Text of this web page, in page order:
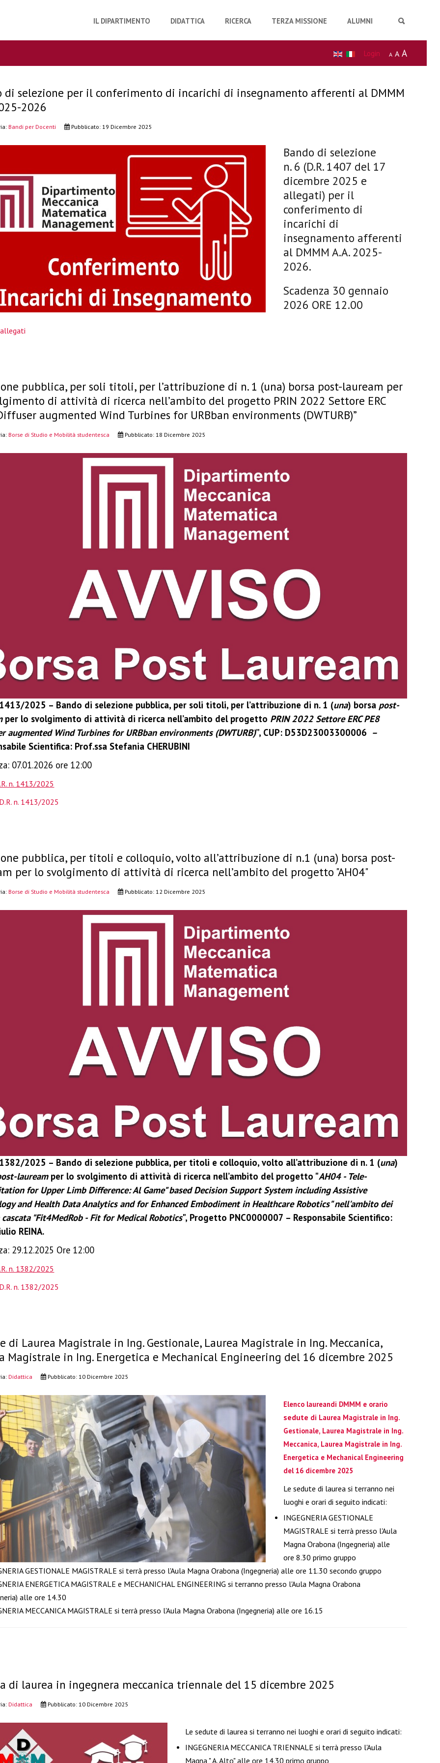
IL DIPARTIMENTO DIDATTICA RICERCA TERZA MISSIONE ALUMNI
A A A
Login
di selezione per il conferimento di incarichi di insegnamento afferenti al DMMM
2026
Bandi per Docenti Pubblicato: 19 Dicembre 2025
Bando di selezione
n. 6 (D.R. 1407 del 17
dicembre 2025 e
allegati) per il
conferimento di
incarichi di
insegnamento afferenti
al DMMM A.A. 2025-
2026.
Scadenza 30 gennaio
2026 ORE 12.00
pubblica, per soli titoli, per l’attribuzione di n. 1 (una) borsa post-lauream per
di attività di ricerca nell’ambito del progetto PRIN 2022 Settore ERC
augmented Wind Turbines for URBban environments (DWTURB)”
Borse di Studio e Mobilità studentesca Pubblicato: 18 Dicembre 2025
1413/2025 – Bando di selezione pubblica, per soli titoli, per l’attribuzione di n. 1 (una) borsa post-
per lo svolgimento di attività di ricerca nell’ambito del progetto PRIN 2022 Settore ERC PE8
augmented Wind Turbines for URBban environments (DWTURB)”, CUP: D53D23003300006 –
Scientifica: Prof.ssa Stefania CHERUBINI
07.01.2026 ore 12:00
n. 1413/2025
n. 1413/2025
pubblica, per titoli e colloquio, volto all’attribuzione di n.1 (una) borsa post-
per lo svolgimento di attività di ricerca nell’ambito del progetto "AH04"
Borse di Studio e Mobilità studentesca Pubblicato: 12 Dicembre 2025
1382/2025 – Bando di selezione pubblica, per titoli e colloquio, volto all’attribuzione di n. 1 (una)
laureamper lo svolgimento di attività di ricerca nell’ambito del progetto "AH04 - Tele-
for Upper Limb Difference: Al Game" based Decision Support System including Assistive
and Health Data Analytics and for Enhanced Embodiment in Healthcare Robotics" nell'ambito dei
"Fit4MedRob - Fit for Medical Robotics", Progetto PNC0000007 – Responsabile Scientifico:
REINA.
29.12.2025 Ore 12:00
n. 1382/2025
n. 1382/2025
di Laurea Magistrale in Ing. Gestionale, Laurea Magistrale in Ing. Meccanica,
Magistrale in Ing. Energetica e Mechanical Engineering del 16 dicembre 2025
Didattica Pubblicato: 10 Dicembre 2025
Elenco laureandi DMMM e orario
sedute di Laurea Magistrale in Ing.
Gestionale, Laurea Magistrale in Ing.
Meccanica, Laurea Magistrale in Ing.
Energetica e Mechanical Engineering
del 16 dicembre 2025
Le sedute di laurea si terranno nei
luoghi e orari di seguito indicati:
INGEGNERIA GESTIONALE
MAGISTRALE si terrà presso l'Aula
Magna Orabona (Ingegneria) alle
ore 8.30 primo gruppo
GESTIONALE MAGISTRALE si terrà presso l'Aula Magna Orabona (Ingegneria) alle ore 11.30 secondo gruppo
ENERGETICA MAGISTRALE e MECHANICHAL ENGINEERING si terranno presso l'Aula Magna Orabona
alle ore 14.30
MECCANICA MAGISTRALE si terrà presso l'Aula Magna Orabona (Ingegneria) alle ore 16.15
di laurea in ingegnera meccanica triennale del 15 dicembre 2025
Didattica Pubblicato: 10 Dicembre 2025
Le sedute di laurea si terranno nei luoghi e orari di seguito indicati:
INGEGNERIA MECCANICA TRIENNALE si terrà presso l'Aula
Magna " A. Alto" alle ore 14.30 primo gruppo